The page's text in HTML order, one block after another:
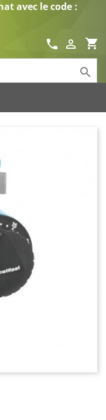
avec le code :
shopping_cart

call
